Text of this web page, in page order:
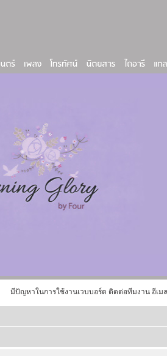
มีปัญหาในการใช้งานเวบบอร์ด ติดต่อทีมงาน อีเม